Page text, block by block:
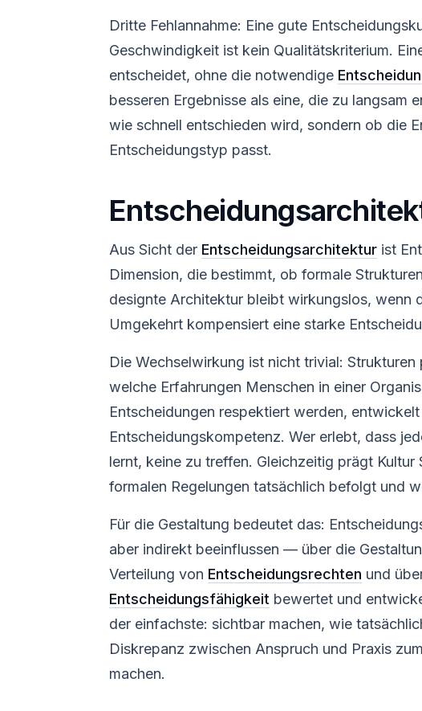
Dritte Fehlannahme: Eine gute
Geschwindigkeit ist kein Qualitätskriterium.
entscheidet, ohne die notwendige
besseren Ergebnisse als eine, die zu langsam
wie schnell entschieden wird, sondern ob die
Entscheidungstyp passt.
Aus Sicht der Entscheidungsarchitektur ist
Dimension, die bestimmt, ob formale
designte Architektur bleibt wirkungslos, wenn
Umgekehrt kompensiert eine starke
Die Wechselwirkung ist nicht trivial:
welche Erfahrungen Menschen in einer
Entscheidungen respektiert werden,
Entscheidungskompetenz. Wer erlebt, dass
lernt, keine zu treffen. Gleichzeitig prägt
formalen Regelungen tatsächlich befolgt und
Für die Gestaltung bedeutet das:
aber indirekt beeinflussen — über die
Verteilung von Entscheidungsrechten und
Entscheidungsfähigkeit bewertet und
der einfachste: sichtbar machen, wie
Diskrepanz zwischen Anspruch und Praxis
machen.